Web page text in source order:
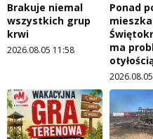
Brakuje niemal
wszystkich grup
krwi
2026.08.05 11:58
Ponad
ma